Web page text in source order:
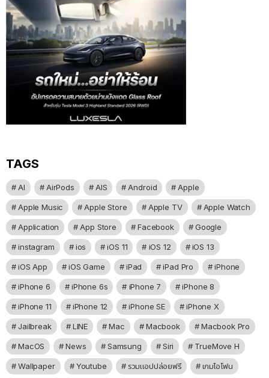
TAGS
AI AirPods AIS Android Apple
Apple Music Apple Store Apple TV Apple Watch
Application App Store Facebook Google
instagram ios iOS 11 iOS 12 iOS 13
iOS App iOS Game iPad iPad Pro iPhone
iPhone 6 iPhone 6s iPhone 7 iPhone 8
iPhone 11 iPhone 12 iPhone SE iPhone X
Jailbreak LINE Mac Macbook Macbook Pro
MacOS News Samsung Siri TrueMove H
Wallpaper Youtube รวมแอปปล่อยฟรี เกมไอโฟน